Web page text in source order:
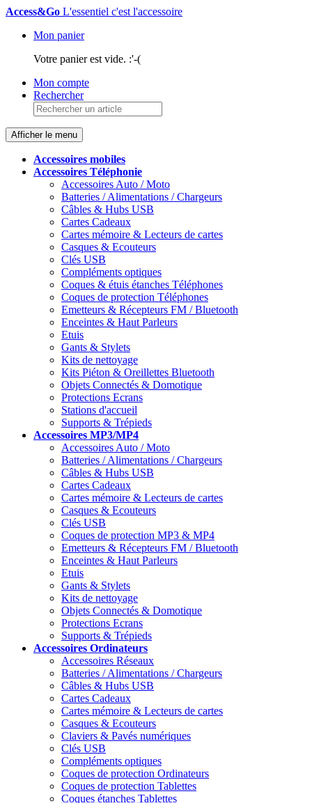
Access&Go L'essentiel c'est l'accessoire
Mon panier
Votre panier est vide. :'-(
Mon compte
Rechercher
Afficher le menu
Accessoires mobiles
Accessoires Téléphonie
Accessoires Auto / Moto
Batteries / Alimentations / Chargeurs
Câbles & Hubs USB
Cartes Cadeaux
Cartes mémoire & Lecteurs de cartes
Casques & Ecouteurs
Clés USB
Compléments optiques
Coques & étuis étanches Téléphones
Coques de protection Téléphones
Emetteurs & Récepteurs FM / Bluetooth
Enceintes & Haut Parleurs
Etuis
Gants & Stylets
Kits de nettoyage
Kits Piéton & Oreillettes Bluetooth
Objets Connectés & Domotique
Protections Ecrans
Stations d'accueil
Supports & Trépieds
Accessoires MP3/MP4
Accessoires Auto / Moto
Batteries / Alimentations / Chargeurs
Câbles & Hubs USB
Cartes Cadeaux
Cartes mémoire & Lecteurs de cartes
Casques & Ecouteurs
Clés USB
Coques de protection MP3 & MP4
Emetteurs & Récepteurs FM / Bluetooth
Enceintes & Haut Parleurs
Etuis
Gants & Stylets
Kits de nettoyage
Objets Connectés & Domotique
Protections Ecrans
Supports & Trépieds
Accessoires Ordinateurs
Accessoires Réseaux
Batteries / Alimentations / Chargeurs
Câbles & Hubs USB
Cartes Cadeaux
Cartes mémoire & Lecteurs de cartes
Casques & Ecouteurs
Claviers & Pavés numériques
Clés USB
Compléments optiques
Coques de protection Ordinateurs
Coques de protection Tablettes
Coques étanches Tablettes